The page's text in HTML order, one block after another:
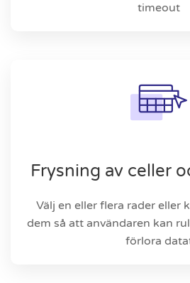
timeout
Frysning av celler
Välj en eller flera rader eller
dem så att användaren kan
förlora